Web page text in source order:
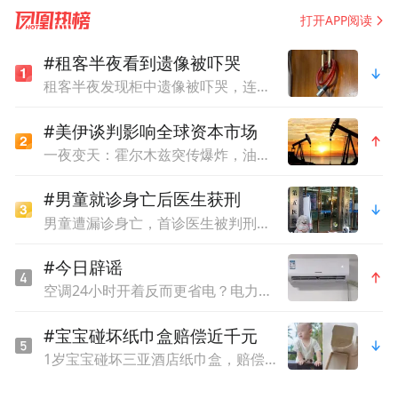
下车，会不会有什么想不通的事情......他当即
开车到距离最近的邓井关派出所，向派出所
民警说明情况。
8月23日，红星新闻记者从富顺警方了解到，
派出所值班民警接到出租车驾驶员周伟的情
况反映后，迅速陪同他到乘客下车地点寻
找，并将其找到。
打开APP阅读
#租客半夜看到遗像被吓哭
租客半夜发现柜中遗像被吓哭，连夜搬离后要求退还中介费，平台：退不了
#美伊谈判影响全球资本市场
一夜变天：霍尔木兹突传爆炸，油价失控
#男童就诊身亡后医生获刑
男童遭漏诊身亡，首诊医生被判刑一年，出狱后发帖讲述接诊经过
#今日辟谣
空调24小时开着反而更省电？电力部门回应
#宝宝碰坏纸巾盒赔偿近千元
1岁宝宝碰坏三亚酒店纸巾盒，赔偿924元，价格表上称是“极具艺术气息的骨瓷用品”